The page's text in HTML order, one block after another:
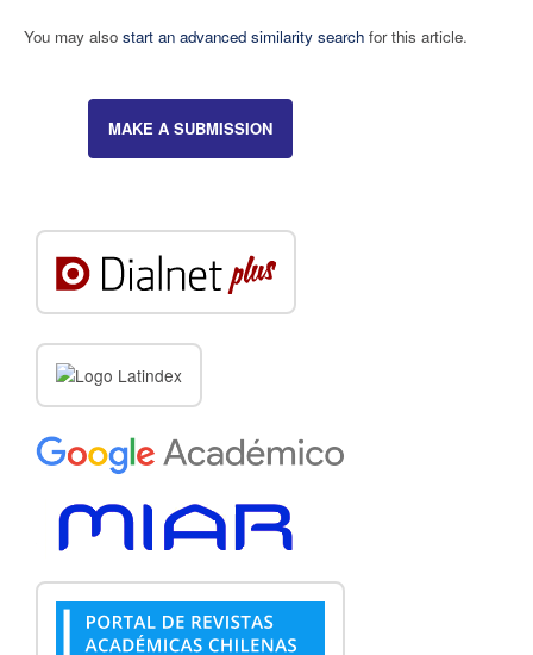
You may also start an advanced similarity searchfor this article.
MAKE A SUBMISSION